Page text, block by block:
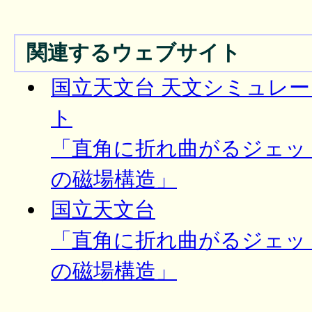
関連するウェブサイト
国立天文台 天文シミュレ
ト
「直角に折れ曲がるジェ
の磁場構造」
国立天文台
「直角に折れ曲がるジェ
の磁場構造」